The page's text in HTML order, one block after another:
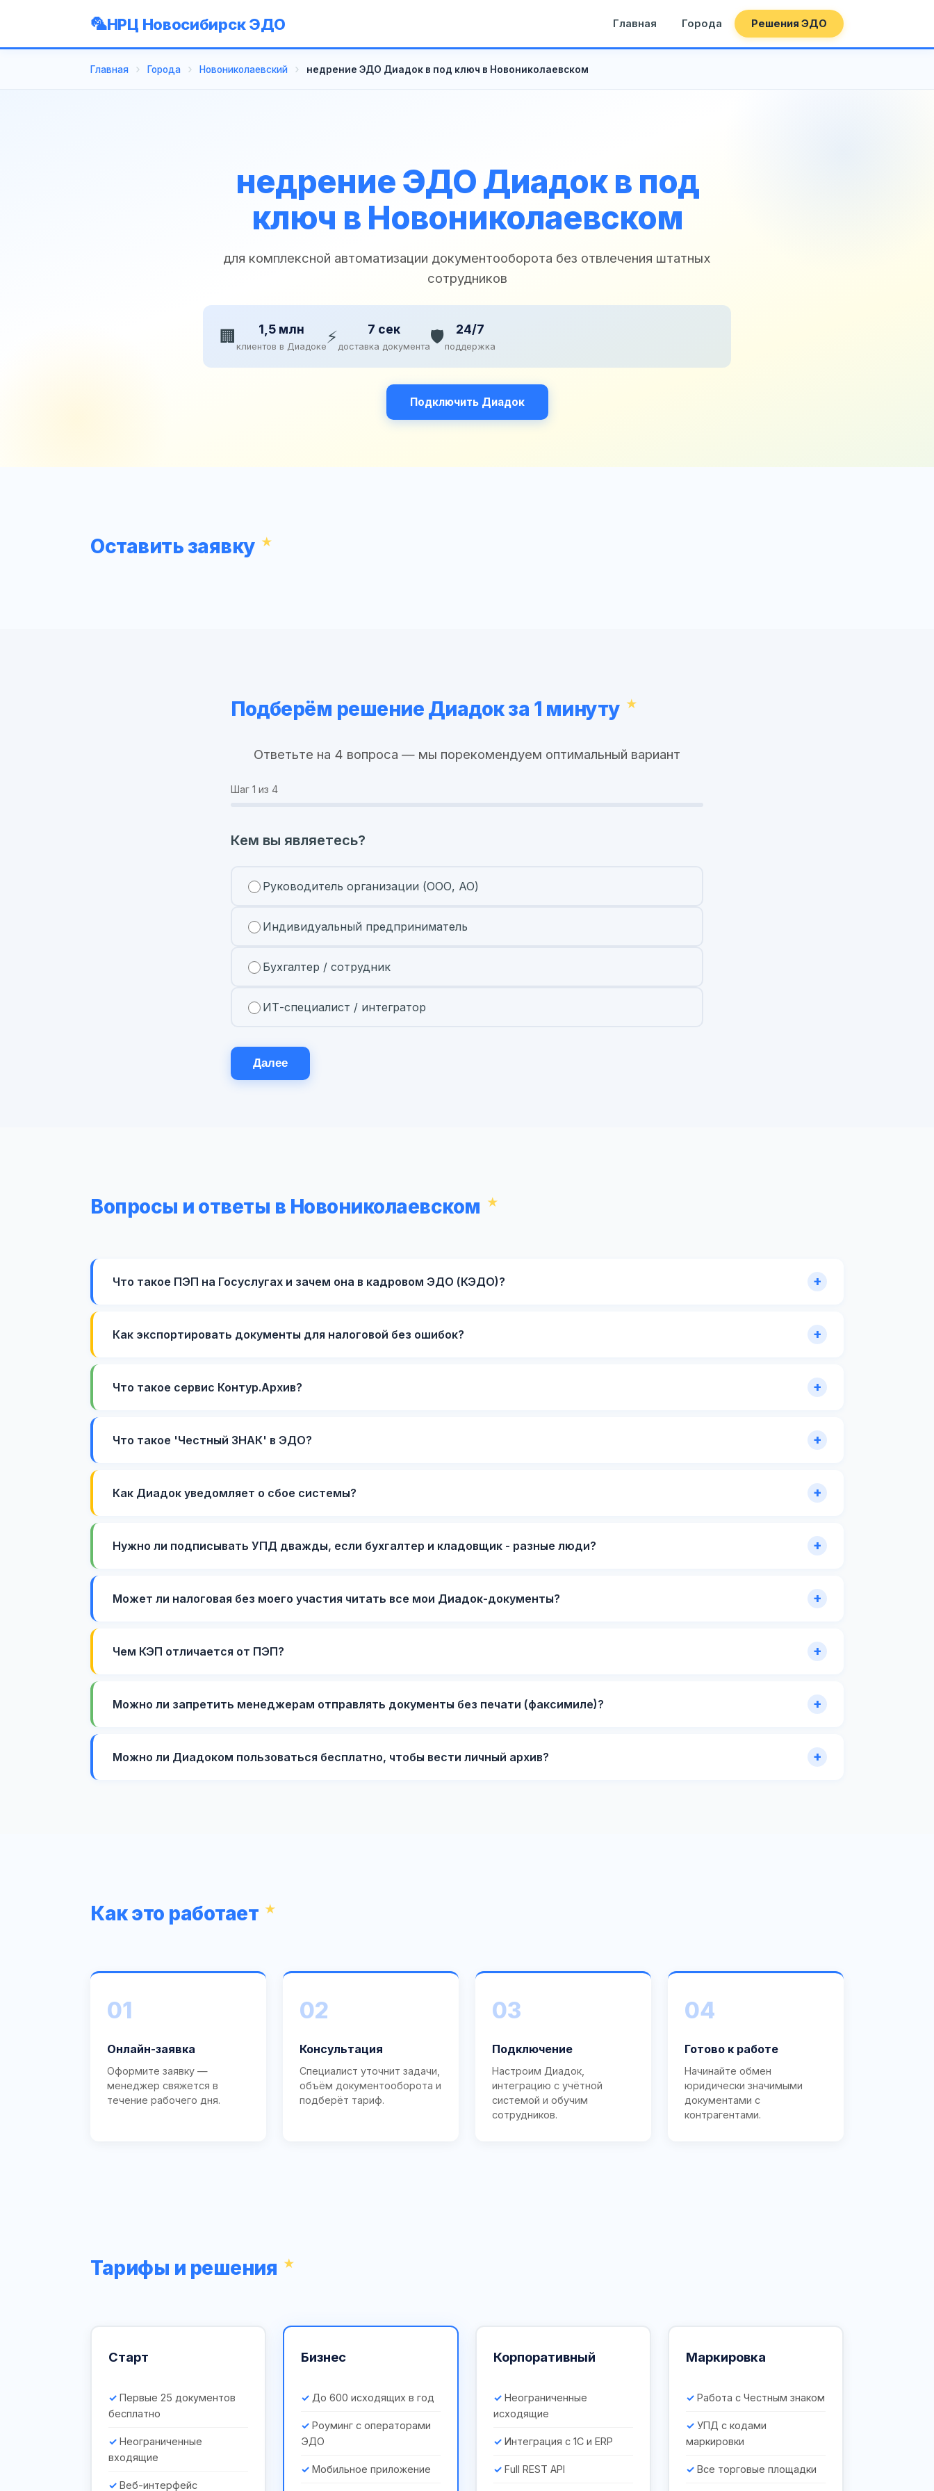
НРЦ Новосибирск ЭДО Главная Города Решения ЭДО
Главная Города Новониколаевский недрение ЭДО Диадок в под ключ в Новониколаевском
недрение ЭДО Диадок в под
ключ в Новониколаевском
для комплексной автоматизации документооборота без отвлечения штатных
сотрудников
🏢 1,5 млн
клиентов в Диадоке ⚡ 7 сек
доставка документа🛡️ 24/7
поддержка
Подключить Диадок
Оставить заявку
Подберём решение Диадок за 1 минуту
Ответьте на 4 вопроса — мы порекомендуем оптимальный вариант
Шаг 1 из 4
Кем вы являетесь?
Руководитель организации (ООО, АО)
Индивидуальный предприниматель
Бухгалтер / сотрудник
ИТ-специалист / интегратор
Далее
Вопросы и ответы в Новониколаевском
Что такое ПЭП на Госуслугах и зачем она в кадровом ЭДО (КЭДО)?
Как экспортировать документы для налоговой без ошибок?
Что такое сервис Контур.Архив?
Что такое 'Честный ЗНАК' в ЭДО?
Как Диадок уведомляет о сбое системы?
Нужно ли подписывать УПД дважды, если бухгалтер и кладовщик - разные люди?
Может ли налоговая без моего участия читать все мои Диадок-документы?
Чем КЭП отличается от ПЭП?
Можно ли запретить менеджерам отправлять документы без печати (факсимиле)?
Можно ли Диадоком пользоваться бесплатно, чтобы вести личный архив?
Как это работает
01
Онлайн-заявка
Оформите заявку —
менеджер свяжется в
течение рабочего дня.
02
Консультация
Специалист уточнит задачи,
объём документооборота и
подберёт тариф.
03
Подключение
Настроим Диадок,
интеграцию с учётной
системой и обучим
сотрудников.
04
Готово к работе
Начинайте обмен
юридически значимыми
документами с
контрагентами.
Тарифы и решения
Старт
Первые 25 документов
бесплатно
Неограниченные
входящие
Веб-интерфейс
Бизнес
До 600 исходящих в год
Роуминг с операторами
ЭДО
Мобильное приложение
Корпоративный
Неограниченные
исходящие
Интеграция с 1С и ERP
Full REST API
Маркировка
Работа с Честным знаком
УПД с кодами
маркировки
Все торговые площадки